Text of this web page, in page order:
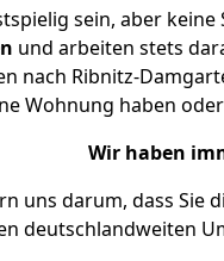
sein, aber keine
und arbeiten stets
nach Ribnitz-
Wohnung haben
Wir haben
uns darum, dass Sie
deutschlandweiten